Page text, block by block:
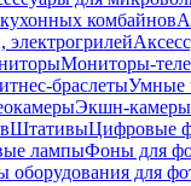
комбайнов
электрогрилей
Мониторы-
браслетыУмные
Экшн-камеры
ШтативыЦифровые
лампыФоны для
оборудования для